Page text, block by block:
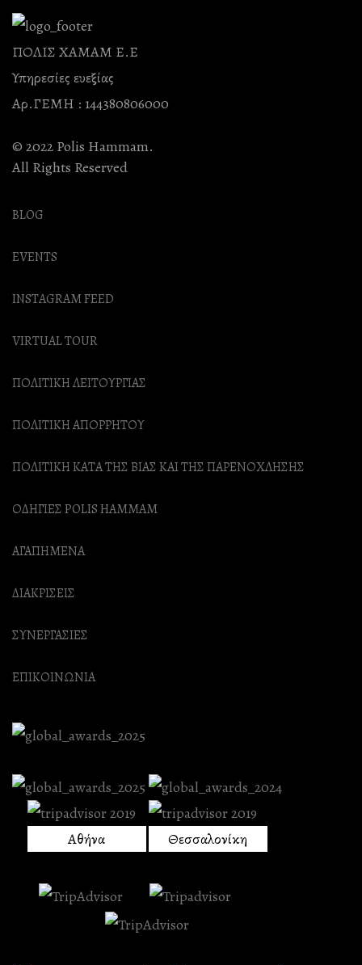
ΠΟΛΙΣ ΧΑΜΑΜ Ε.Ε
Υπηρεσίες ευεξίας
Αρ.ΓΕΜΗ : 144380806000
© 2022 Polis Hammam.
All Rights Reserved
BLOG
EVENTS
INSTAGRAM FEED
VIRTUAL TOUR
ΠΟΛΙΤΙΚΗ ΛΕΙΤΟΥΡΓΙΑΣ
ΠΟΛΙΤΙΚΗ ΑΠΟΡΡΗΤΟΥ
ΠΟΛΙΤΙΚΗ ΚΑΤΑ ΤΗΣ ΒΙΑΣ ΚΑΙ ΤΗΣ ΠΑΡΕΝΟΧΛΗΣΗΣ
ΟΔΗΓΙΕΣ POLIS HAMMAM
ΑΓΑΠΗΜΕΝΑ
ΔΙΑΚΡΙΣΕΙΣ
ΣΥΝΕΡΓΑΣΙΕΣ
ΕΠΙΚΟΙΝΩΝΙΑ
Αθήνα Θεσσαλονίκη